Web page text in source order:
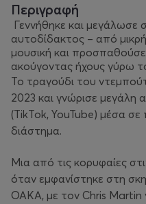
Περιγραφή
Γεννήθηκε και μεγάλωσε
αυτοδίδακτος – από μικρή
μουσική και
ακούγοντας ήχους γύρω
Το τραγούδι του
2023 και γνώρισε
(TikTok, YouTube) μέσα
διάστημα.
Μια από τις κορυφαίες
όταν εμφανίστηκε στη
ΟΑΚΑ, με τον Chris Martin